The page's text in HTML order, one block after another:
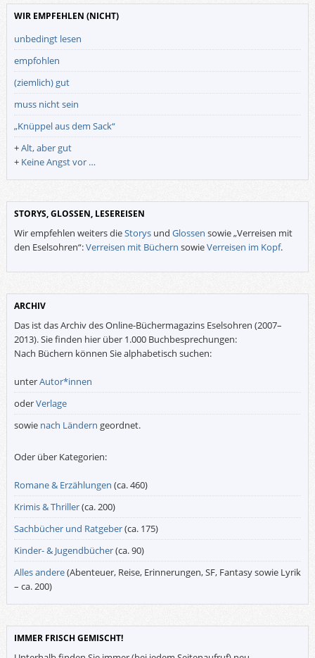
WIR EMPFEHLEN (NICHT)
unbedingt lesen
empfohlen
(ziemlich) gut
muss nicht sein
„Knüppel aus dem Sack“
+Alt, aber gut
+ Keine Angst vor …
STORYS, GLOSSEN, LESEREISEN
Wir empfehlen weiters dieStorysund Glossen sowie „Verreisen mit
den Eselsohren“:Verreisen mit Büchern sowieVerreisen im Kopf.
ARCHIV
Das ist das Archiv des Online-Büchermagazins Eselsohren (2007–
2013). Sie finden hier über 1.000 Buchbesprechungen:
Nach Büchern können Sie alphabetisch suchen:
unterAutor*innen
oderVerlage
sowie nach Ländern geordnet.
Oder über Kategorien:
Romane & Erzählungen (ca. 460)
Krimis & Thriller(ca. 200)
Sachbücher und Ratgeber(ca. 175)
Kinder- & Jugendbücher(ca. 90)
Alles andere(Abenteuer, Reise, Erinnerungen, SF, Fantasy sowie Lyrik
– ca. 200)
IMMER FRISCH GEMISCHT!